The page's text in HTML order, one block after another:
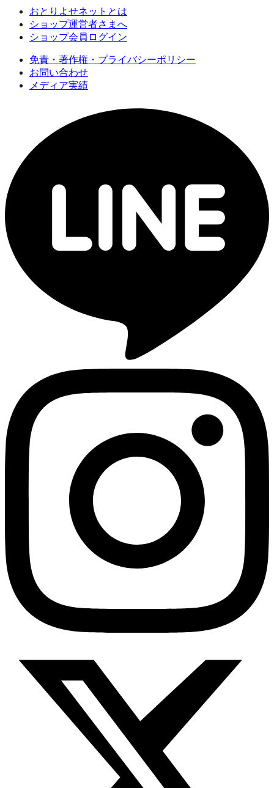
おとりよせネットとは
ショップ運営者さまへ
ショップ会員ログイン
免責・著作権・プライバシーポリシー
お問い合わせ
メディア実績